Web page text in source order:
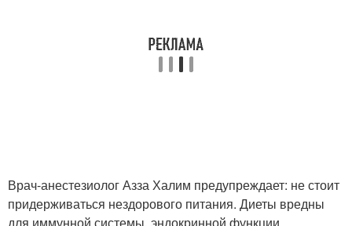
Врач-анестезиолог Азза Халим предупреждает: не стоит
придерживаться нездорового питания. Диеты вредны